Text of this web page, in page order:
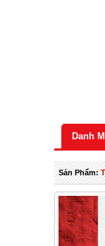
Danh
Sản Phẩm: